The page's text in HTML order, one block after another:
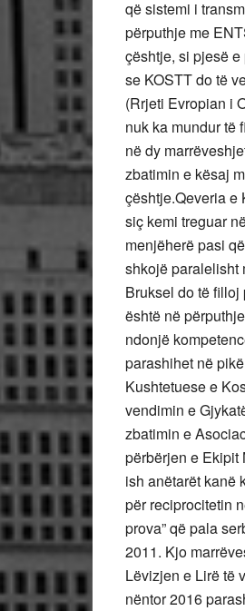
që sistemi i
përputhje me
çështje, si pjesë
se KOSTT do të
(Rrjeti Evropian i
nuk ka mundur të
në dy
zbatimin e kësaj
çështje.Qeveria e
siç kemi treguar
menjëherë pasi
shkojë paralelisht
Bruksel do të
është në
ndonjë
parashihet në
Kushtetuese e
vendimin e
zbatimin e
përbërjen e Ekipit
ish anëtarët kanë
për reciprocitetin
prova” që pala
2011. Kjo
Lëvizjen e Lirë të
nëntor 2016